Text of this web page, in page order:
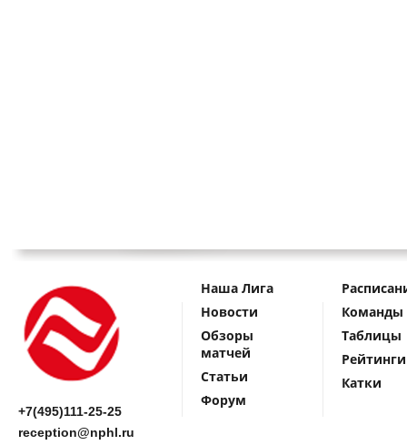
+7(495)111-25-25
reception@nphl.ru
Наша Лига
Новости
Обзоры
матчей
Статьи
Форум
Команды
Таблицы
Рейтинги
Катки